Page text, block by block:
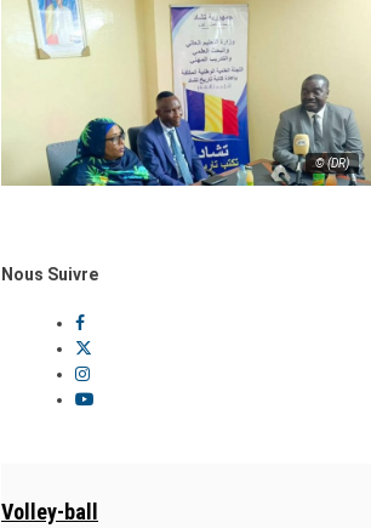
© (DR)
Nous Suivre
Volley-ball